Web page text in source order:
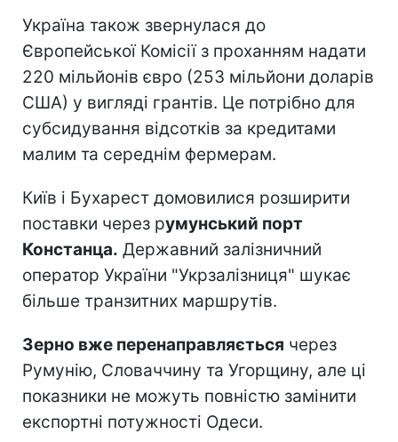
Україна також звернулася до
Європейської Комісії з проханням надати
220 мільйонів євро (253 мільйони доларів
США) у вигляді грантів. Це потрібно для
субсидування відсотків за кредитами
малим та середнім фермерам.
Київ і Бухарест домовилися розширити
поставки через румунський порт
Констанца. Державний залізничний
оператор України "Укрзалізниця" шукає
більше транзитних маршрутів.
Зерно вже перенаправляється через
Румунію, Словаччину та Угорщину, але ці
показники не можуть повністю замінити
експортні потужності Одеси.